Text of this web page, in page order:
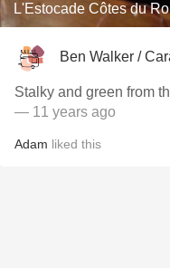
L'Estocade Côtes du
Ben Walker /
Stalky and green from
— 11 years ago
Adam liked this